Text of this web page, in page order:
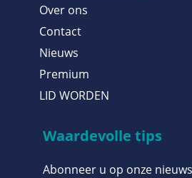
Over ons
Contact
Nieuws
Premium
LID WORDEN
Waardevolle tips
Abonneer u op onze